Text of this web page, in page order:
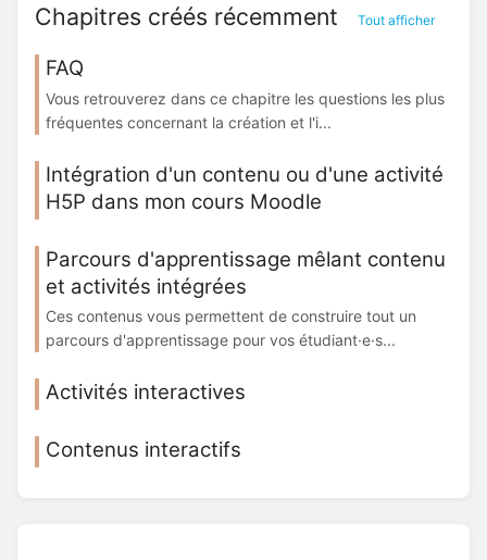
Chapitres créés récemment Tout afficher
FAQ
Vous retrouverez dans ce chapitre les questions les plus
fréquentes concernant la création et l'i...
Intégration d'un contenu ou d'une activité
H5P dans mon cours Moodle
Parcours d'apprentissage mêlant contenu
et activités intégrées
Ces contenus vous permettent de construire tout un
parcours d'apprentissage pour vos étudiant·e·s...
Activités interactives
Contenus interactifs